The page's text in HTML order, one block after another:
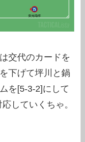
交代のカードを
下げて坪川と鍋
を[5-3-2]にして
していくちゃ。